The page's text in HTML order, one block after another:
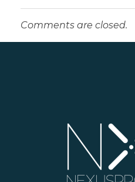
Comments are closed.